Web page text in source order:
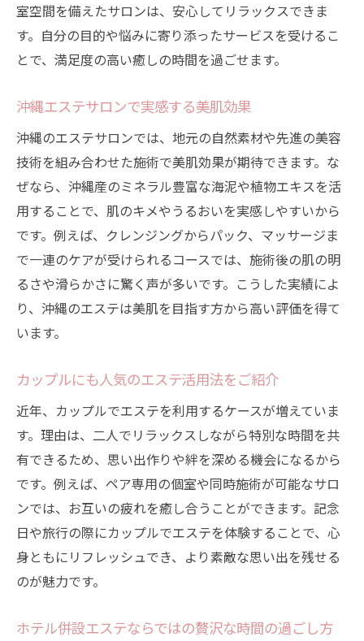
全身マッサージとフェイシャルの違いを解
説
ストレス解消に最適なエステ施術の選び方
ン
ホテルエステで過ごす非日常の癒し時間
沖縄で注目されるエステの選び方
エステサロン選びで失敗しないためのポイ
ント
口コミや評判を活かしたエステの見極め方
法
安いエステと高級エステの違いを比較検証
カップルにおすすめのエステ選択基準
沖縄に多いホテル併設エステの魅力
エステサロン選びに迷った時のポイント
信頼できるエステサロンの特徴と見分け方
初回体験が充実したサロンの選び方を伝授
エステサロン選びで口コミが役立つ理由
施術内容や費用の比較をする際の注意点
自分に合うサロンを見つけるためのコツ
全身マッサージを楽しむ沖縄エステ事情
室空間を備えたサロンは、安心してリラックスできま
す。自分の目的や悩みに寄り添ったサービスを受けるこ
とで、満足度の高い癒しの時間を過ごせます。
沖縄エステサロンで実感する美肌効果
沖縄のエステサロンでは、地元の自然素材や先進の美容
技術を組み合わせた施術で美肌効果が期待できます。な
ぜなら、沖縄産のミネラル豊富な海泥や植物エキスを活
用することで、肌のキメやうるおいを実感しやすいから
です。例えば、クレンジングからパック、マッサージま
で一連のケアが受けられるコースでは、施術後の肌の明
るさや滑らかさに驚く声が多いです。こうした実績によ
り、沖縄のエステは美肌を目指す方から高い評価を得て
います。
カップルにも人気のエステ活用法をご紹介
近年、カップルでエステを利用するケースが増えていま
す。理由は、二人でリラックスしながら特別な時間を共
有できるため、思い出作りや絆を深める機会になるから
です。例えば、ペア専用の個室や同時施術が可能なサロ
ンでは、お互いの疲れを癒し合うことができます。記念
日や旅行の際にカップルでエステを体験することで、心
身ともにリフレッシュでき、より素敵な思い出を残せる
のが魅力です。
ホテル併設エステならではの贅沢な時間の過ごし方